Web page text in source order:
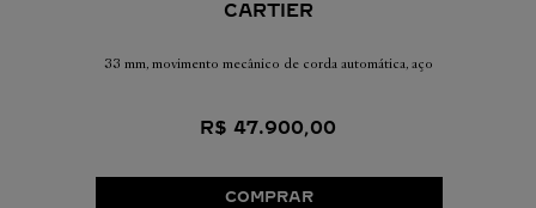
CARTIER
33 mm, movimento mecânico de corda automática, aço
R$ 47.900,00
COMPRAR